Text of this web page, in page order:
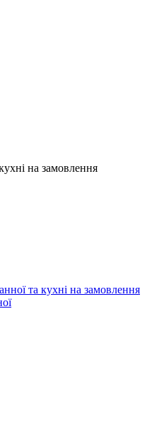
на замовлення
та кухні на замовлення